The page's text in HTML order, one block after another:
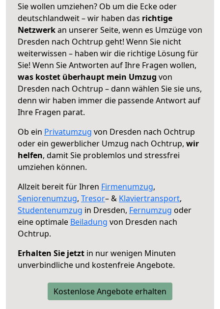
Sie wollen umziehen? Ob um die Ecke oder
deutschlandweit – wir haben das richtige
Netzwerkan unserer Seite, wenn es Umzüge von
Dresden nach Ochtrup geht! Wenn Sie nicht
weiterwissen – haben wir die richtige Lösung für
Sie! Wenn Sie Antworten auf Ihre Fragen wollen,
was kostet überhaupt mein Umzug von
Dresden nach Ochtrup – dann wählen Sie sie uns,
denn wir haben immer die passende Antwort auf
Ihre Fragen parat.
Ob ein Privatumzug von Dresden nach Ochtrup
oder ein gewerblicher Umzug nach Ochtrup, wir
helfen, damit Sie problemlos und stressfrei
umziehen können.
Allzeit bereit für Ihren Firmenumzug,
Seniorenumzug, Tresor– & Klaviertransport,
Studentenumzug in Dresden, Fernumzug oder
eine optimale Beiladung von Dresden nach
Ochtrup.
Erhalten Sie jetzt in nur wenigen Minuten
unverbindliche und kostenfreie Angebote.
Kostenlose Angebote erhalten